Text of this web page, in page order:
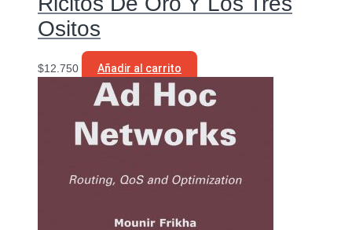
Ositos
$12.750 Añadir al carrito